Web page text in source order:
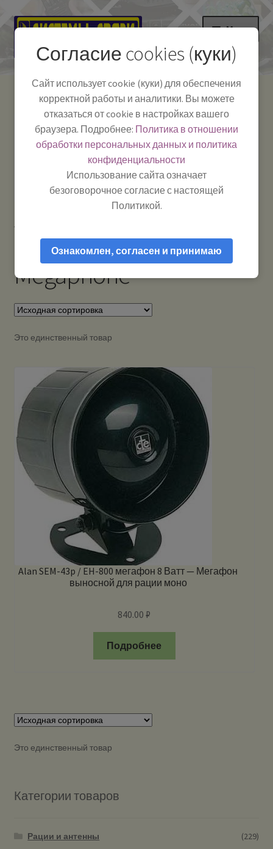
Перейти
навигации
Перейти
содержимому
Меню
Как пользоваться
Полезная информация
Мой аккаунт
Системы Связи:
г. Красноярск, ул.
Работаем:Пн-Пт:
10:00–18:00
-
Телефон:+7-
391-249-1040
Тел.|WA|Telegram:
+79029904090
Megaphone
Это единственный товар
Alan SEM-43p / EH-800 мегафон 8 Ватт — Мегафон
выносной для рации моно
840.00₽
Подробнее
Это единственный товар
Категории товаров
Рации и антенны
(229)
Согласие cookies (куки)
Сайт использует cookie (куки) для обеспечения
корректной работы и аналитики. Вы можете
отказаться от cookie в настройках вашего
браузера. Подробнее: Политика в отношении
обработки персональных данных и политика
конфиденциальности
Использование сайта означает
безоговорочное согласие с настоящей
Политикой.
Ознакомлен, согласен и принимаю